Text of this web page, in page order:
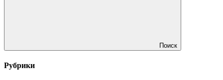
Поиск
Рубрики